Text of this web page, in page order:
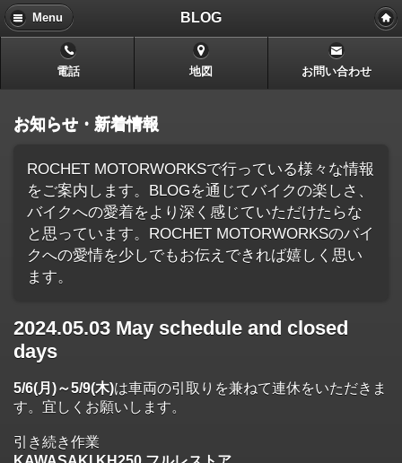
Menu BLOG
電話 地図 お問い合わせ
お知らせ・新着情報
ROCHET MOTORWORKSで行っている様々な情報
をご案内します。BLOGを通じてバイクの楽しさ、
バイクへの愛着をより深く感じていただけたらな
と思っています。ROCHET MOTORWORKSのバイ
クへの愛情を少しでもお伝えできれば嬉しく思い
ます。
2024.05.03 May schedule and closed
days
5/6(月)～5/9(木)は車両の引取りを兼ねて連休をいただきま
す。宜しくお願いします。
引き続き作業